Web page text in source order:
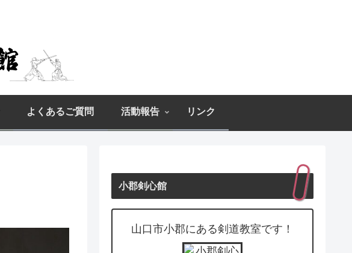
よくあるご質問 活動報告 リンク
小郡剣心館
山口市小郡にある剣道教室です！